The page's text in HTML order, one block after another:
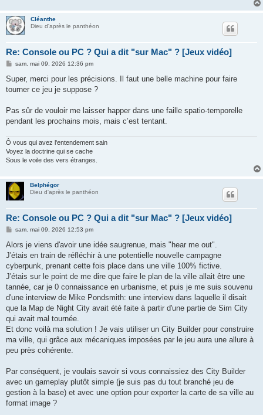
Cléanthe
Dieu d'après le panthéon
Re: Console ou PC ? Qui a dit "sur Mac" ? [Jeux vidéo]
M
s
s
a
sam. mai 09, 2026 12:36 pm
Super, merci pour les précisions. Il faut une belle machine pour faire
tourner ce jeu je suppose ?
Pas sûr de vouloir me laisser happer dans une faille spatio-temporelle
pendant les prochains mois, mais c’est tentant.
Ô vous qui avez l'entendement sain
Voyez la doctrine qui se cache
Sous le voile des vers étranges.
Belphégor
Dieu d'après le panthéon
Re: Console ou PC ? Qui a dit "sur Mac" ? [Jeux vidéo]
M
s
a
g
sam. mai 09, 2026 12:53 pm
Alors je viens d'avoir une idée saugrenue, mais "hear me out".
J'étais en train de réfléchir à une potentielle nouvelle campagne
cyberpunk, prenant cette fois place dans une ville 100% fictive.
J'étais sur le point de me dire que faire le plan de la ville allait être une
tannée, car je 0 connaissance en urbanisme, et puis je me suis souvenu
d'une interview de Mike Pondsmith: une interview dans laquelle il disait
que la Map de Night City avait été faite à partir d'une partie de Sim City
qui avait mal tournée.
Et donc voilà ma solution ! Je vais utiliser un City Builder pour construire
ma ville, qui grâce aux mécaniques imposées par le jeu aura une allure à
peu près cohérente.
Par conséquent, je voulais savoir si vous connaissiez des City Builder
avec un gameplay plutôt simple (je suis pas du tout branché jeu de
gestion à la base) et avec une option pour exporter la carte de sa ville au
format image ?